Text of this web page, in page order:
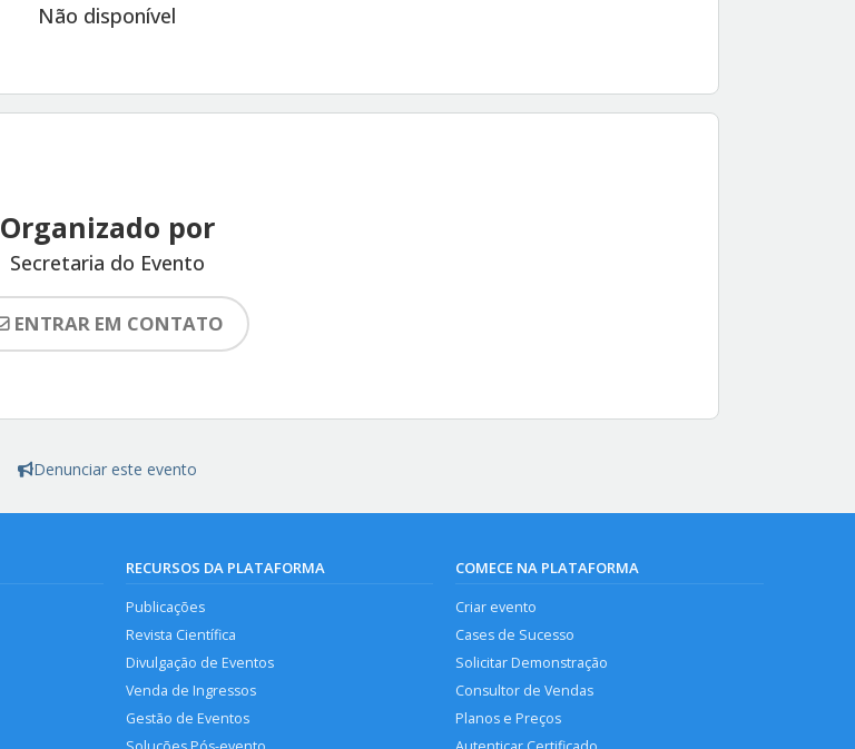
Não disponível
Organizado por
Secretaria do Evento
ENTRAR EM CONTATO
Denunciar este evento
RECURSOS DA PLATAFORMA
Publicações
Revista Científica
Divulgação de Eventos
Venda de Ingressos
Gestão de Eventos
COMECE NA PLATAFORMA
Criar evento
Cases de Sucesso
Solicitar Demonstração
Consultor de Vendas
Planos e Preços